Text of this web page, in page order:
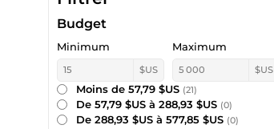
Budget
Minimum
$US
Maximum
$US
Moins de 57,79 $US (21)
De 57,79 $US à 288,93 $US (0)
De 288,93 $US à 577,85 $US (0)